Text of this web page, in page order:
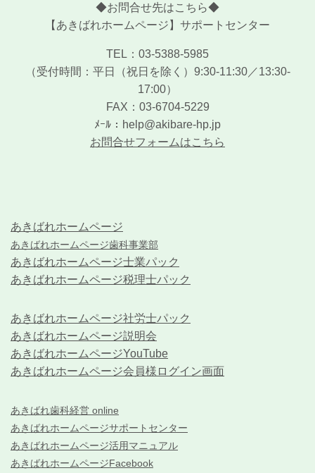
◆お問合せ先はこちら◆
【あきばれホームページ】サポートセンター
TEL：03-5388-5985
（受付時間：平日（祝日を除く）9:30-11:30／13:30-
17:00）
FAX：03-6704-5229
ﾒｰﾙ：help@akibare-hp.jp
お問合せフォームはこちら
あきばれホームページ
あきばれホームページ歯科事業部
あきばれホームページ士業パック
あきばれホームページ税理士パック
あきばれホームページ社労士パック
あきばれホームページ説明会
あきばれホームページYouTube
あきばれホームページ会員様ログイン画面
あきばれ歯科経営 online
あきばれホームページサポートセンター
あきばれホームページ活用マニュアル
あきばれホームページFacebook